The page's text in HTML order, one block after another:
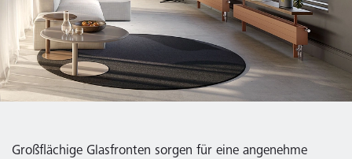
Großflächige Glasfronten sorgen für eine angenehme